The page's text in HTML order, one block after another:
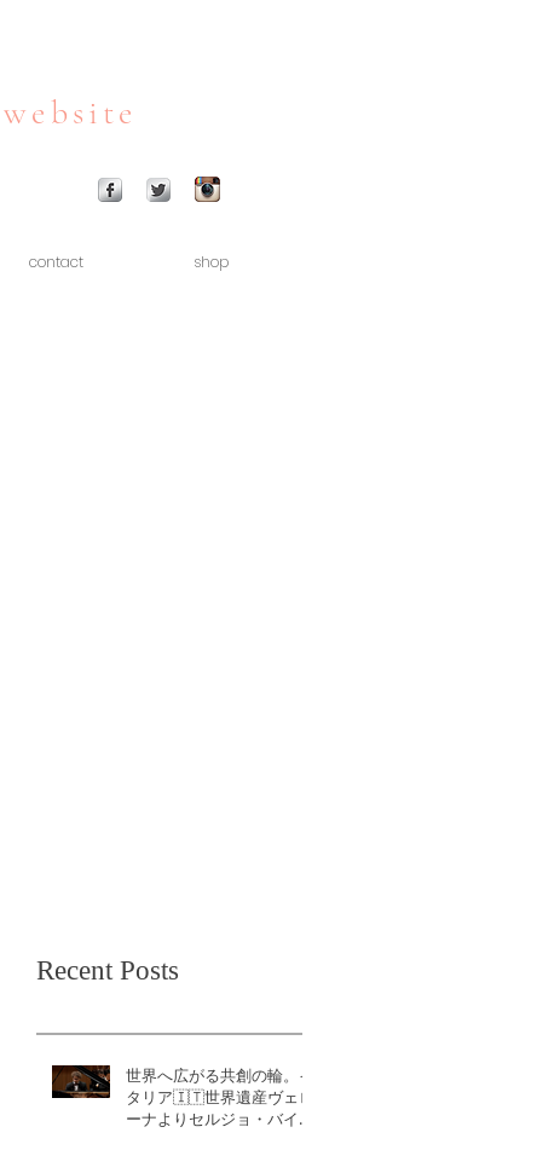
contact shop
Recent Posts
世界へ広がる共創の輪。イ
タリア🇮🇹世界遺産ヴェロ
ーナよりセルジョ・バイエ